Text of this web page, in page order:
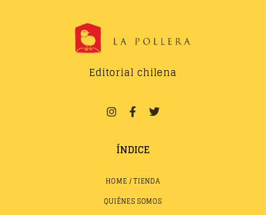
Editorial chilena
ÍNDICE
HOME / TIENDA
QUIÉNES SOMOS